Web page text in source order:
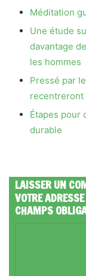
Méditation
Une étude
davantage
les hommes
Pressé par
Étapes pour
durable
LAISSER UN
VOTRE
CHAMPS